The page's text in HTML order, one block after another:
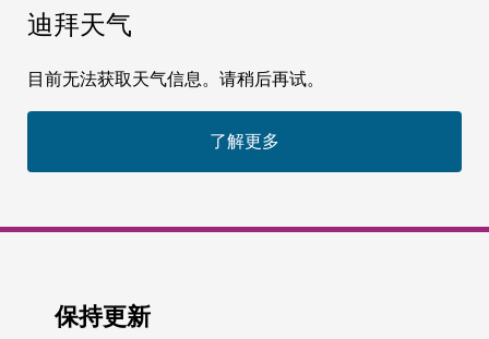
迪拜天气
目前无法获取天气信息。请稍后再试。
了解更多
保持更新